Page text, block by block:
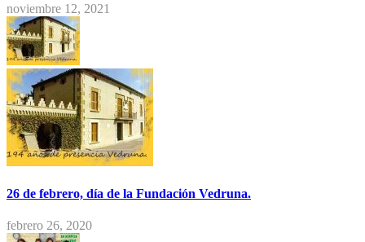
noviembre 12, 2021
26 de febrero, día de la Fundación Vedruna.
febrero 26, 2020